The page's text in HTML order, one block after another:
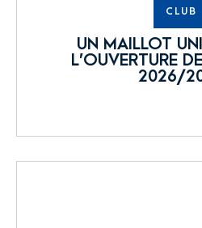
CLUB
UN MAILLOT
L’OUVERTURE
2026/